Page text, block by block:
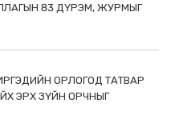
83 ДҮРЭМ, ЖУРМЫГ
ОРЛОГОД ТАТВАР
ЭРХ ЗҮЙН ОРЧНЫГ